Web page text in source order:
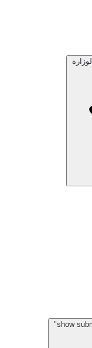
show